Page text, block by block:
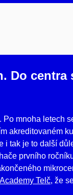
Do
mnoha letech
akreditovaném
tak je to další
prvního
Telč, že